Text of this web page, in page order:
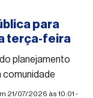
para
terça-feira
planejamento
comunidade
21/07/2026 às 10:01 -